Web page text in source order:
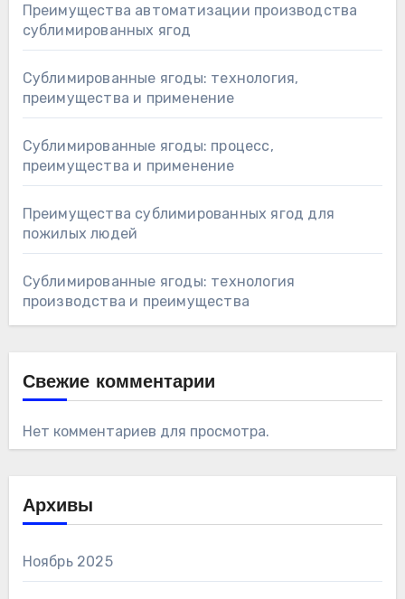
Преимущества автоматизации производства
сублимированных ягод
Сублимированные ягоды: технология,
преимущества и применение
Сублимированные ягоды: процесс,
преимущества и применение
Преимущества сублимированных ягод для
пожилых людей
Сублимированные ягоды: технология
производства и преимущества
Свежие комментарии
Нет комментариев для просмотра.
Архивы
Ноябрь 2025